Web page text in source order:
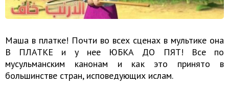
Маша в платке! Почти во всех сценах в мультике она
В ПЛАТКЕ и у нее ЮБКА ДО ПЯТ! Все по
мусульманским канонам и как это принято в
большинстве стран, исповедующих ислам.